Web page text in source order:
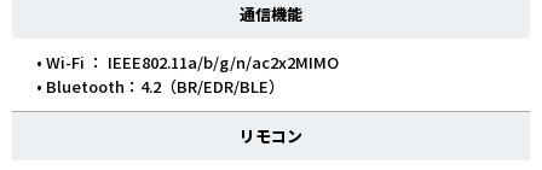
通信機能
• Wi-Fi ： IEEE802.11a/b/g/n/ac2x2MIMO
• Bluetooth：4.2（BR/EDR/BLE）
リモコン